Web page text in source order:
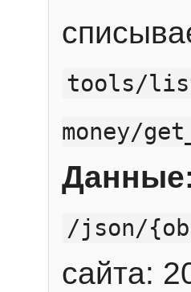
tools/
money/
/json/
сайта: